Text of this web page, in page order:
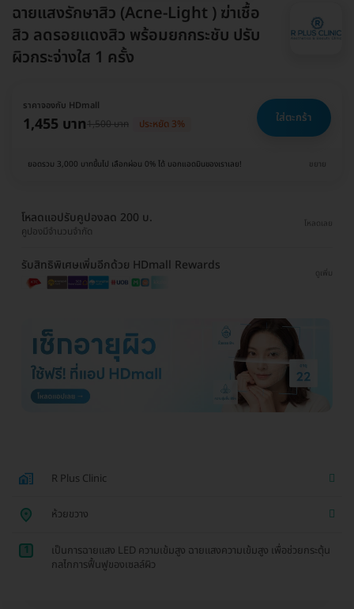
ฉายแสงรักษาสิว (Acne-Light ) ฆ่าเชื้อ
สิว ลดรอยแดงสิว พร้อมยกกระชับ ปรับ
ผิวกระจ่างใส 1 ครั้ง
ราคาจองกับ HDmall
1,455 บาท1,500 บาท ประหยัด 3% ใส่ตะกร้า
ยอดรวม 3,000 บาทขึ้นไป เลือกผ่อน 0% ได้ บอกแอดมินของเราเลย! ขยาย
โหลดแอปรับคูปองลด 200 บ.
คูปองมีจำนวนจำกัด
โหลดเลย
รับสิทธิพิเศษเพิ่มอีกด้วย HDmall Rewards
ดูเพิ่ม
R Plus Clinic
ห้วยขวาง
1
เป็นการฉายแสง LED ความเข้มสูง ฉายแสงความเข้มสูง เพื่อช่วยกระตุ้น
กลไกการฟื้นฟูของเซลล์ผิว